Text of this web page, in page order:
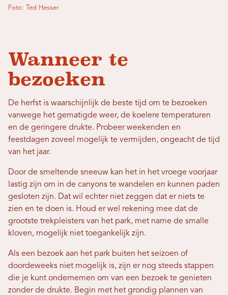
Foto: Ted Hesser
Wanneer te
bezoeken
De herfst is waarschijnlijk de beste tijd om te bezoeken
vanwege het gematigde weer, de koelere temperaturen
en de geringere drukte. Probeer weekenden en
feestdagen zoveel mogelijk te vermijden, ongeacht de tijd
van het jaar.
Door de smeltende sneeuw kan het in het vroege voorjaar
lastig zijn om in de canyons te wandelen en kunnen paden
gesloten zijn. Dat wil echter niet zeggen dat er niets te
zien en te doen is. Houd er wel rekening mee dat de
grootste trekpleisters van het park, met name de smalle
kloven, mogelijk niet toegankelijk zijn.
Als een bezoek aan het park buiten het seizoen of
doordeweeks niet mogelijk is, zijn er nog steeds stappen
die je kunt ondernemen om van een bezoek te genieten
zonder de drukte. Begin met het grondig plannen van